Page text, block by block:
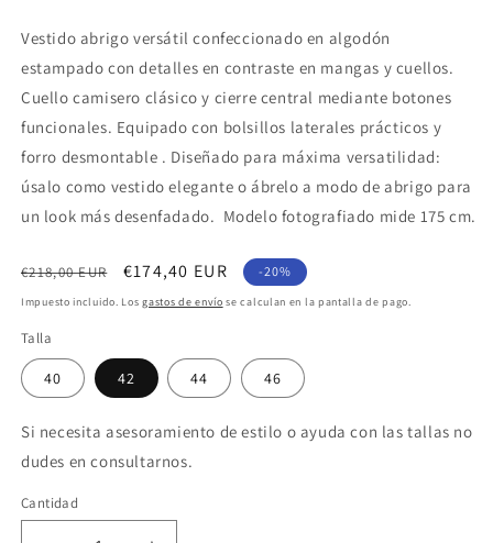
Vestido abrigo versátil confeccionado en algodón
estampado con detalles en contraste en mangas y cuellos.
Cuello camisero clásico y cierre central mediante botones
funcionales. Equipado con bolsillos laterales prácticos y
forro desmontable . Diseñado para máxima versatilidad:
úsalo como vestido elegante o ábrelo a modo de abrigo para
un look más desenfadado. Modelo fotografiado mide 175 cm.
Precio
habitual
€218,00 EUR
Precio
de
€174,40 EUR -20%
Impuesto incluido. Losgastos de envío se calculan en la pantalla de pago.
Talla
40 42 44 46
Si necesita asesoramiento de estilo o ayuda con las tallas no
dudes en consultarnos.
Cantidad